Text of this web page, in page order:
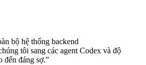
bộ hệ thống backend
tôi sang các agent Codex và độ
đến đáng sợ.”